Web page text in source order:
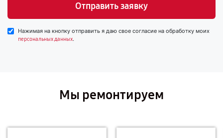
Отправить заявку
Нажимая на кнопку отправить я даю свое согласие на обработку моих
персональных данных.
Мы ремонтируем